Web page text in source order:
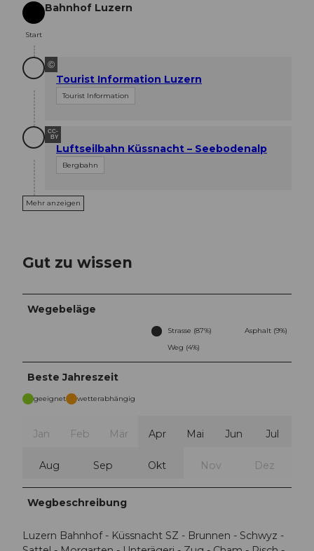
Start
Start
Bahnhof Luzern
©
Tourist Information Luzern
Tourist Information
CC-
BY
Luftseilbahn Küssnacht – Seebodenalp
Bergbahn
Mehr anzeigen
Gut zu wissen
Wegebeläge
Strasse (87%)
Asphalt (9%)
Weg (4%)
Beste Jahreszeit
geeignet wetterabhängig
Jan Feb Mär Apr Mai Jun Jul
Aug Sep Okt Nov Dez
Wegbeschreibung
Luzern Bahnhof - Küssnacht SZ - Brunnen - Schwyz -